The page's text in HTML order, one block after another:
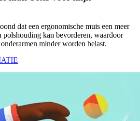
dat een ergonomische muis een meer
polshouding kan bevorderen, waardoor
minder worden belast.